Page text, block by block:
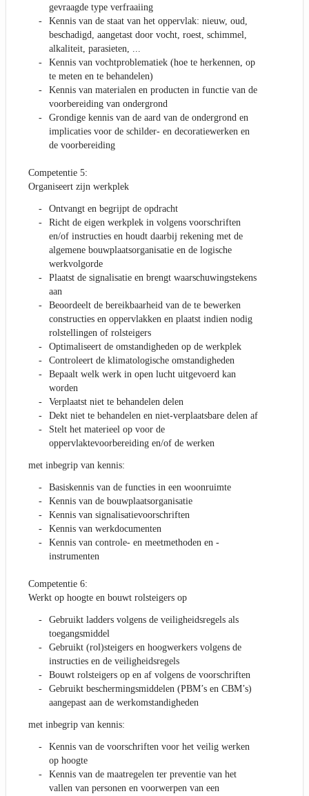
gevraagde type verfraaiing
Kennis van de staat van het oppervlak: nieuw, oud,
beschadigd, aangetast door vocht, roest, schimmel,
alkaliteit, parasieten, ...
Kennis van vochtproblematiek (hoe te herkennen, op
te meten en te behandelen)
Kennis van materialen en producten in functie van de
voorbereiding van ondergrond
Grondige kennis van de aard van de ondergrond en
implicaties voor de schilder- en decoratiewerken en
de voorbereiding
Competentie 5:
Organiseert zijn werkplek
Ontvangt en begrijpt de opdracht
Richt de eigen werkplek in volgens voorschriften
en/of instructies en houdt daarbij rekening met de
algemene bouwplaatsorganisatie en de logische
werkvolgorde
Plaatst de signalisatie en brengt waarschuwingstekens
aan
Beoordeelt de bereikbaarheid van de te bewerken
constructies en oppervlakken en plaatst indien nodig
rolstellingen of rolsteigers
Optimaliseert de omstandigheden op de werkplek
Controleert de klimatologische omstandigheden
Bepaalt welk werk in open lucht uitgevoerd kan
worden
Verplaatst niet te behandelen delen
Dekt niet te behandelen en niet-verplaatsbare delen af
Stelt het materieel op voor de
oppervlaktevoorbereiding en/of de werken
met inbegrip van kennis:
Basiskennis van de functies in een woonruimte
Kennis van de bouwplaatsorganisatie
Kennis van signalisatievoorschriften
Kennis van werkdocumenten
Kennis van controle- en meetmethoden en -
instrumenten
Competentie 6:
Werkt op hoogte en bouwt rolsteigers op
Gebruikt ladders volgens de veiligheidsregels als
toegangsmiddel
Gebruikt (rol)steigers en hoogwerkers volgens de
instructies en de veiligheidsregels
Bouwt rolsteigers op en af volgens de voorschriften
Gebruikt beschermingsmiddelen (PBM’s en CBM’s)
aangepast aan de werkomstandigheden
met inbegrip van kennis:
Kennis van de voorschriften voor het veilig werken
op hoogte
Kennis van de maatregelen ter preventie van het
vallen van personen en voorwerpen van een